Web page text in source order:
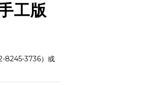
工版
8245-3736）或